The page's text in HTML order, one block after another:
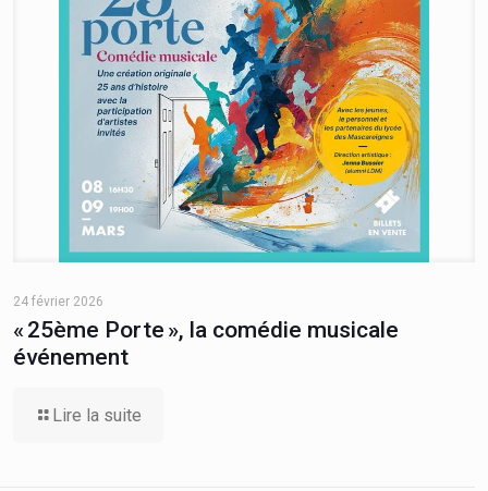
24 février 2026
« 25ème Porte », la comédie musicale
événement
Lire la suite